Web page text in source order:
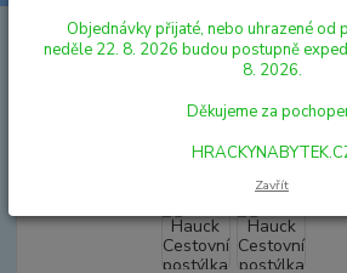
PANENKY, DOPLŇKY K PANENKÁM
Hauck Cestovní postýlka - srdíčka
Hauck Cestovní
Objednávky přijaté, nebo uhrazené od
neděle 22. 8. 2026 budou postupně
8. 2026.
Děkujeme za
Zavřít